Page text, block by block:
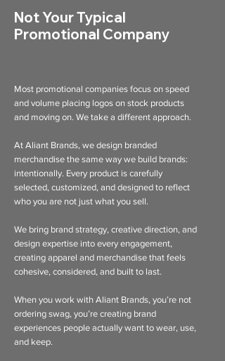
Not Your Typical
Promotional Company
Most promotional companies focus on speed
and volume placing logos on stock products
and moving on. We take a different approach.
At Aliant Brands, we design branded
merchandise the same way we build brands:
intentionally. Every product is carefully
selected, customized, and designed to reflect
who you are not just what you sell.
We bring brand strategy, creative direction, and
design expertise into every engagement,
creating apparel and merchandise that feels
cohesive, considered, and built to last.
When you work with Aliant Brands, you’re not
ordering swag, you’re creating brand
experiences people actually want to wear, use,
and keep.